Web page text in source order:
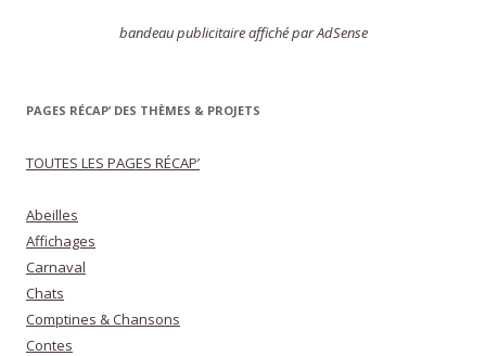
bandeau publicitaire affiché par AdSense
PAGES RÉCAP’ DES THÈMES & PROJETS
TOUTES LES PAGES RÉCAP’
Abeilles
Affichages
Carnaval
Chats
Comptines & Chansons
Contes